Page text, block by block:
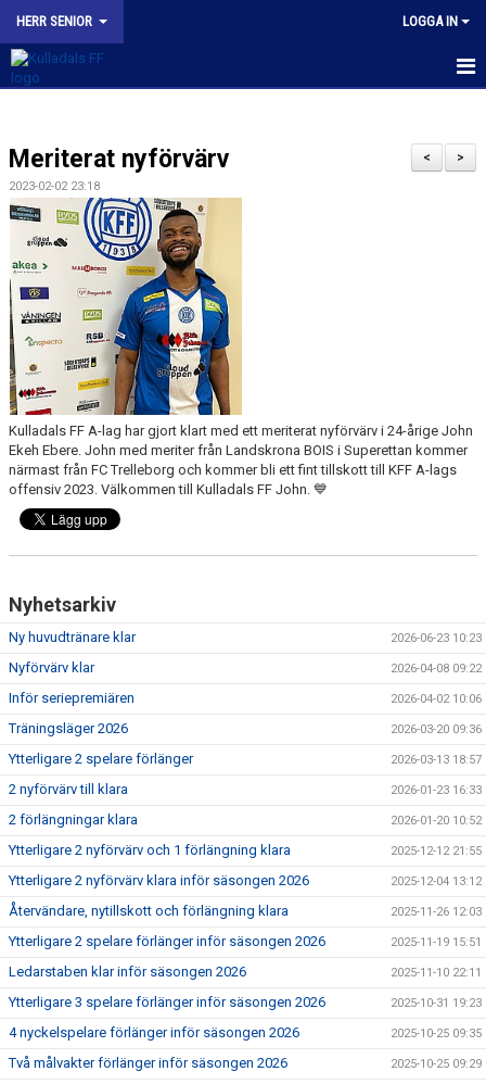
HERR SENIOR LOGGA IN
NYHETER
KALENDER
TRUPPEN
BILDGALLERI
KONTAKT
MATCHER
KFF HERR A INSTAGRAM
>
<
Meriterat nyförvärv
2023-02-02 23:18
Kulladals FF A-lag har gjort klart med ett meriterat nyförvärv i 24-årige John
Ekeh Ebere. John med meriter från Landskrona BOIS i Superettan kommer
närmast från FC Trelleborg och kommer bli ett fint tillskott till KFF A-lags
offensiv 2023. Välkommen till Kulladals FF John. 💙
Nyhetsarkiv
Ny huvudtränare klar 2026-06-23 10:23
Nyförvärv klar 2026-04-08 09:22
Inför seriepremiären 2026-04-02 10:06
Träningsläger 2026 2026-03-20 09:36
Ytterligare 2 spelare förlänger 2026-03-13 18:57
2 nyförvärv till klara 2026-01-23 16:33
2 förlängningar klara 2026-01-20 10:52
Ytterligare 2 nyförvärv och 1 förlängning klara 2025-12-12 21:55
Ytterligare 2 nyförvärv klara inför säsongen 2026 2025-12-04 13:12
Återvändare, nytillskott och förlängning klara 2025-11-26 12:03
Ytterligare 2 spelare förlänger inför säsongen 2026 2025-11-19 15:51
Ledarstaben klar inför säsongen 2026 2025-11-10 22:11
Ytterligare 3 spelare förlänger inför säsongen 2026 2025-10-31 19:23
4 nyckelspelare förlänger inför säsongen 2026 2025-10-25 09:35
Två målvakter förlänger inför säsongen 2026 2025-10-25 09:29